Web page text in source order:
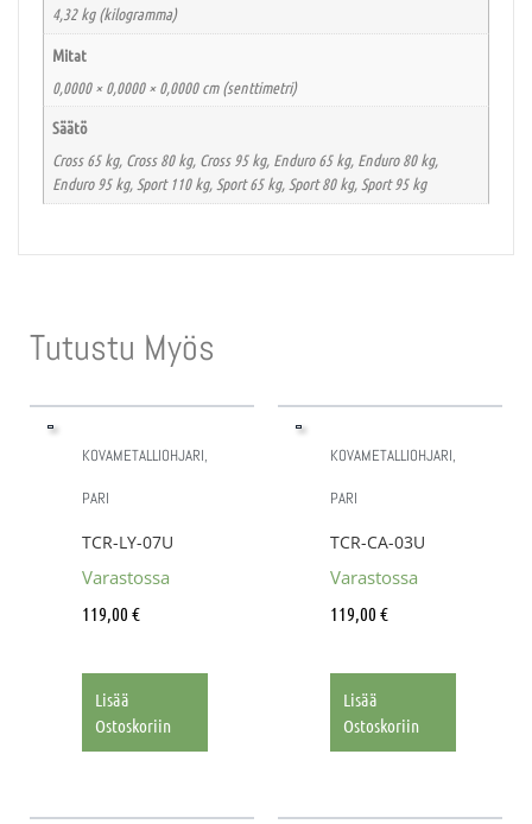
4,32 kg (kilogramma)
Mitat
0,0000 × 0,0000 × 0,0000 cm (senttimetri)
Säätö
Cross 65 kg, Cross 80 kg, Cross 95 kg, Enduro 65 kg, Enduro 80 kg,
Enduro 95 kg, Sport 110 kg, Sport 65 kg, Sport 80 kg, Sport 95 kg
Tutustu Myös
KOVAMETALLIOHJARI,
PARI
TCR-LY-07U
Varastossa
119,00 €
Lisää
Ostoskoriin
KOVAMETALLIOHJARI,
PARI
TCR-CA-03U
Varastossa
119,00 €
Lisää
Ostoskoriin